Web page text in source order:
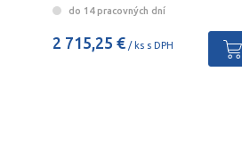
do 14 pracovných dní
2 715,25 € / ks s DPH